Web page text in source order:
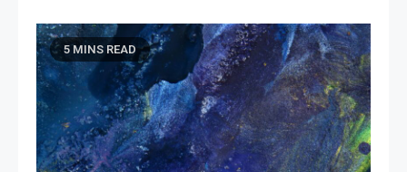
5 MINS READ